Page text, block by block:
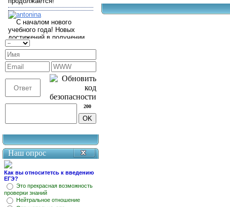
200
Наш опрос
Как вы относитетсь к введению
ЕГЭ?
Это прекрасная возможность
проверки знаний
Нейтральное отношение